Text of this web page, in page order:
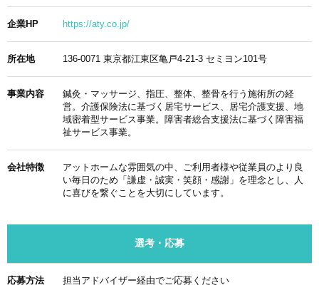
企業HP https://aty.co.jp/
所在地 136-0071 東京都江東区亀戸4-21-3 セミヨン101号
事業内容
鍼灸・マッサージ、指圧、整体、整骨を行う施術所の経
営。介護保険法に基づく居宅サービス、居宅介護支援、地
域密着型サービス事業。障害者総合支援法に基づく障害福
祉サービス事業。
会社特徴
アットホームな雰囲気の中、ご利用者様や従業員のより良
い毎日のため「謙虚・誠実・笑顔・感謝」を理念とし、人
に喜びを繋ぐことを大切にしています。
選考・応募
応募方法 担当アドバイザー経由でご応募ください